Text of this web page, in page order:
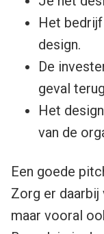
Het
design.
De
geval
Het
van de
Een goede
Zorg er daarbij
maar vooral